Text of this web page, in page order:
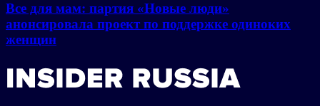
Все для мам: партия «Новые люди»
анонсировала проект по поддержке одиноких
женщин